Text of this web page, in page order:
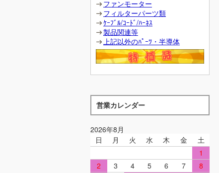
ファンモーター
フィルターパーツ類
ｹｰﾌﾞﾙ/ｺｰﾄﾞ/ﾊｰﾈｽ
製品関連等
上記以外のﾊﾟｰﾂ・半導体
営業カレンダー
2026年8月
日
月 火 水 木 金
土
1
2
3 4 5 6 7
8